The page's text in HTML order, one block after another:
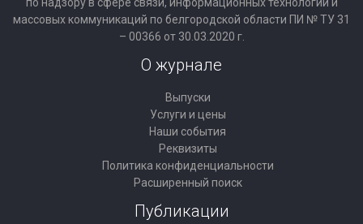
массовых коммуникаций по белгородской области ПИ № ТУ 31
– 00366 от 30.03.2020 г.
О журнале
Выпуски
Услуги и цены
Наши события
Реквизиты
Политика конфиденциальности
Расширенный поиск
Публикации